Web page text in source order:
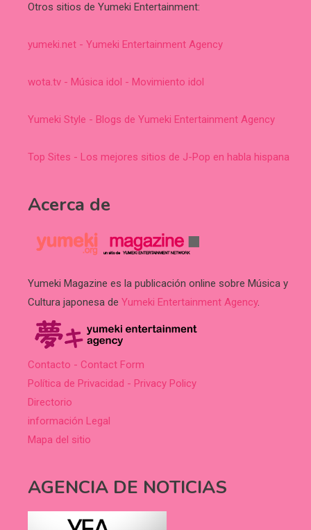
Otros sitios de Yumeki Entertainment:
yumeki.net - Yumeki Entertainment Agency
wota.tv - Música idol - Movimiento idol
Yumeki Style - Blogs de Yumeki Entertainment Agency
Top Sites - Los mejores sitios de J-Pop en habla hispana
Acerca de
Yumeki Magazine es la publicación online sobre Música y
Cultura japonesa de Yumeki Entertainment Agency.
Contacto - Contact Form
Política de Privacidad - Privacy Policy
Directorio
información Legal
Mapa del sitio
AGENCIA DE NOTICIAS